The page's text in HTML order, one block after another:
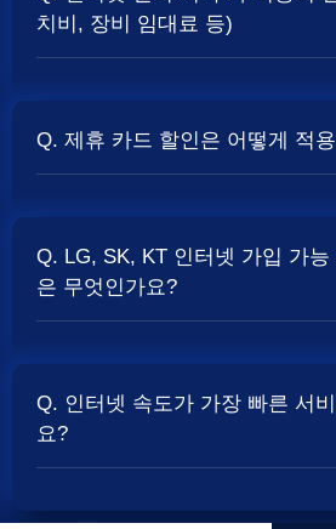
보통 500Mbps 또는 1Gbps 인터넷
할 때 현금 사은품및 상품권 혜택이
치비, 장비 임대료 등)
청구되는 경우가 많습니다. 다만, 인
Q. 제휴 카드 할인은 어떻게 적
서 일정 금액이 할인됩니다. 할인 금
통신사 정책에 따라 다릅니다. 합리적
Q. LG, SK, KT 인터넷 가입 가능
은 무엇인가요?
스에서 주소를 입력하시면 가입 가
인하실 수 있습니다. 설치 가능한 회
Q. 인터넷 속도가 가장 빠른 서
요?